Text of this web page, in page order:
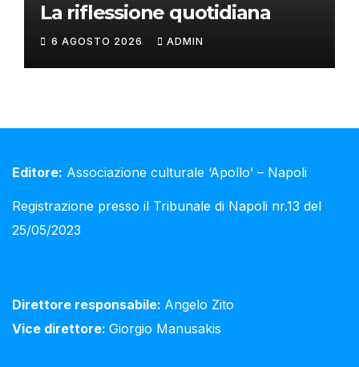
La riflessione quotidiana
6 AGOSTO 2026 ADMIN
Editore: Associazione culturale ‘Apollo’ – Napoli
Registrazione presso il Tribunale di Napoli nr.13 del
25/05/2023
Direttore responsabile: Angelo Zito
Vice direttore: Giorgio Manusakis